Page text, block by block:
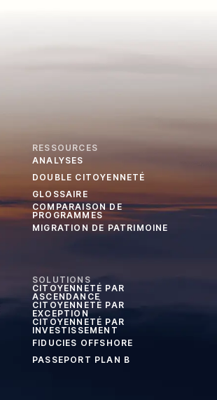
RESSOURCES
ANALYSES
DOUBLE CITOYENNETÉ
GLOSSAIRE
COMPARAISON DE
PROGRAMMES
MIGRATION DE PATRIMOINE
SOLUTIONS
CITOYENNETÉ PAR
ASCENDANCE
CITOYENNETÉ PAR
EXCEPTION
CITOYENNETÉ PAR
INVESTISSEMENT
FIDUCIES OFFSHORE
PASSEPORT PLAN B